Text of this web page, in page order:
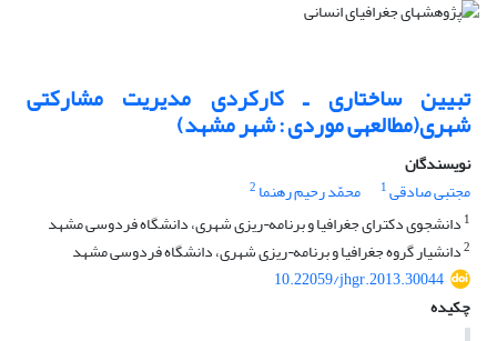
تبیین ساختاری ـ کارکردی مدیریت مشارکتی
شهری(مطالعه‎ی موردی : شهر مشهد)
نویسندگان
مجتبی صادقی1 محمّد رحیم رهنما 2
1 دانشجوی دکترای جغرافیا و برنامه¬ریزی شهری، دانشگاه فردوسی مشهد
2دانشیار گروه جغرافیا و برنامه¬ریزی شهری، دانشگاه فردوسی مشهد
10.22059/jhgr.2013.30044
چکیده